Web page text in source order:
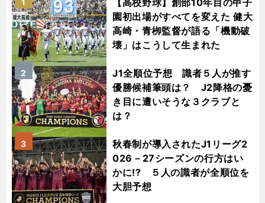
園初出場がすべてを変えた 健大
高崎・青栁監督が語る「機動破
壊」はこうして生まれた
J1全順位予想 識者５人が推す
優勝候補筆頭は？ J2降格の憂
き目に遭いそうな３クラブと
は？
2
秋春制が導入されたJ1リーグ2
026－27シーズンの行方はい
かに!? ５人の識者が全順位を
大胆予想
3